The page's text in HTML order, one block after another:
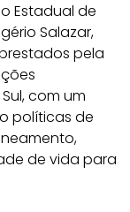
Estadual de
Salazar,
pela
com um
políticas de
de vida para